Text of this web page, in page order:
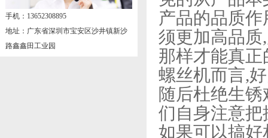
手机：13652308895
地址：广东省深圳市宝安区沙井镇新沙
路鑫鑫田工业园
产品的品质
须更加高品
那样才能真
螺丝机而言,
随后杜绝生
们自身注意
如果可以搞